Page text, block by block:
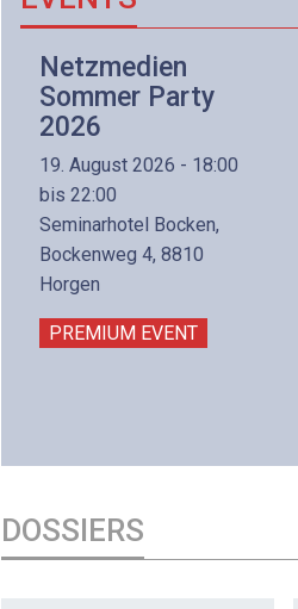
Netzmedien
Sommer Party
2026
19. August 2026 - 18:00
bis 22:00
Seminarhotel Bocken,
Bockenweg 4, 8810
Horgen
PREMIUM EVENT
DOSSIERS